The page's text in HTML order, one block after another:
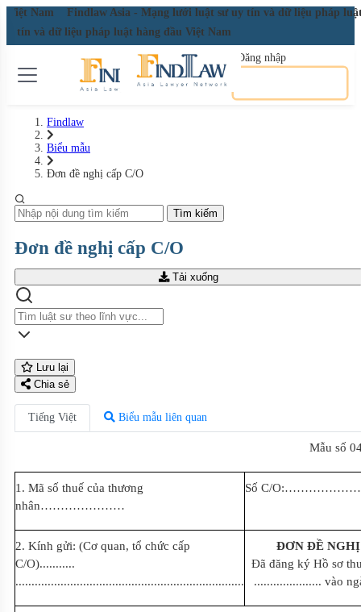
Việt Nam
Findlaw Asia - Mạng lưới luật sư uy tín và dữ liệu pháp
tín và dữ liệu pháp luật hàng đầu Việt Nam
Đăng nhập
Findlaw
Biểu mẫu
Đơn đề nghị cấp C/O
Tìm kiếm
Đơn đề nghị cấp C/O
Tải xuống
Lưu lại
Chia sẻ
Tiếng Việt Biểu mẫu liên quan
Mẫu số
1. Mã sốthuế của thương
nhân…………………
Số C/O:…
2. Kính gửi: (Cơquan, tổ chức cấp
C/O)...........
.......................................................................
ĐƠN ĐỀ
Đã đăng ký Hồ sơ
..................... vào